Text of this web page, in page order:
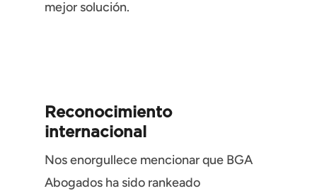
mejor solución.
Reconocimiento
internacional
Nos enorgullece mencionar que BGA
Abogados ha sido rankeado